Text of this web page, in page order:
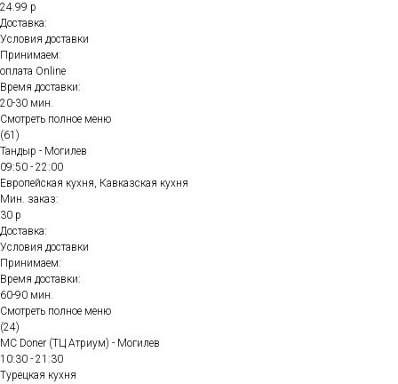
24.99 р
Доставка:
Условия доставки
Принимаем:
оплата Online
Время доставки:
20-30 мин.
Смотреть полное меню
(61)
Тандыр - Могилев
09:50 - 22:00
Европейская кухня, Кавказская кухня
Мин. заказ:
30 р
Доставка:
Условия доставки
Принимаем:
Время доставки:
60-90 мин.
Смотреть полное меню
(24)
MC Doner (ТЦ Атриум) - Могилев
10:30 - 21:30
Турецкая кухня